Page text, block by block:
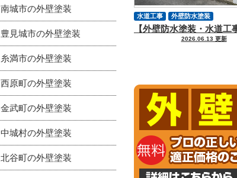
2026.06.13 更新
水道工事 外壁防水塗装
南城市の外壁塗装
豊見城市の外壁塗装
糸満市の外壁塗装
西原町の外壁塗装
金武町の外壁塗装
中城村の外壁塗装
北谷町の外壁塗装